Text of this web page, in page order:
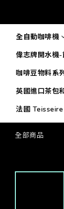
全自動咖啡機
偉志牌開水機
咖啡豆物料系
英國進口茶包
法國
全部商品